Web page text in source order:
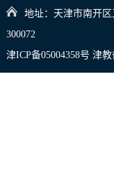
地址：天津市南开区
300072
津ICP备05004358号 津